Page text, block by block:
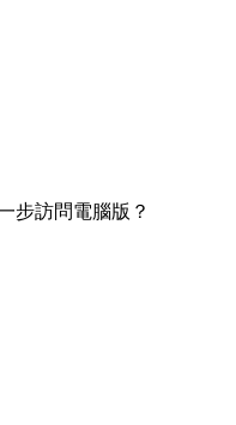
步訪問電腦版？